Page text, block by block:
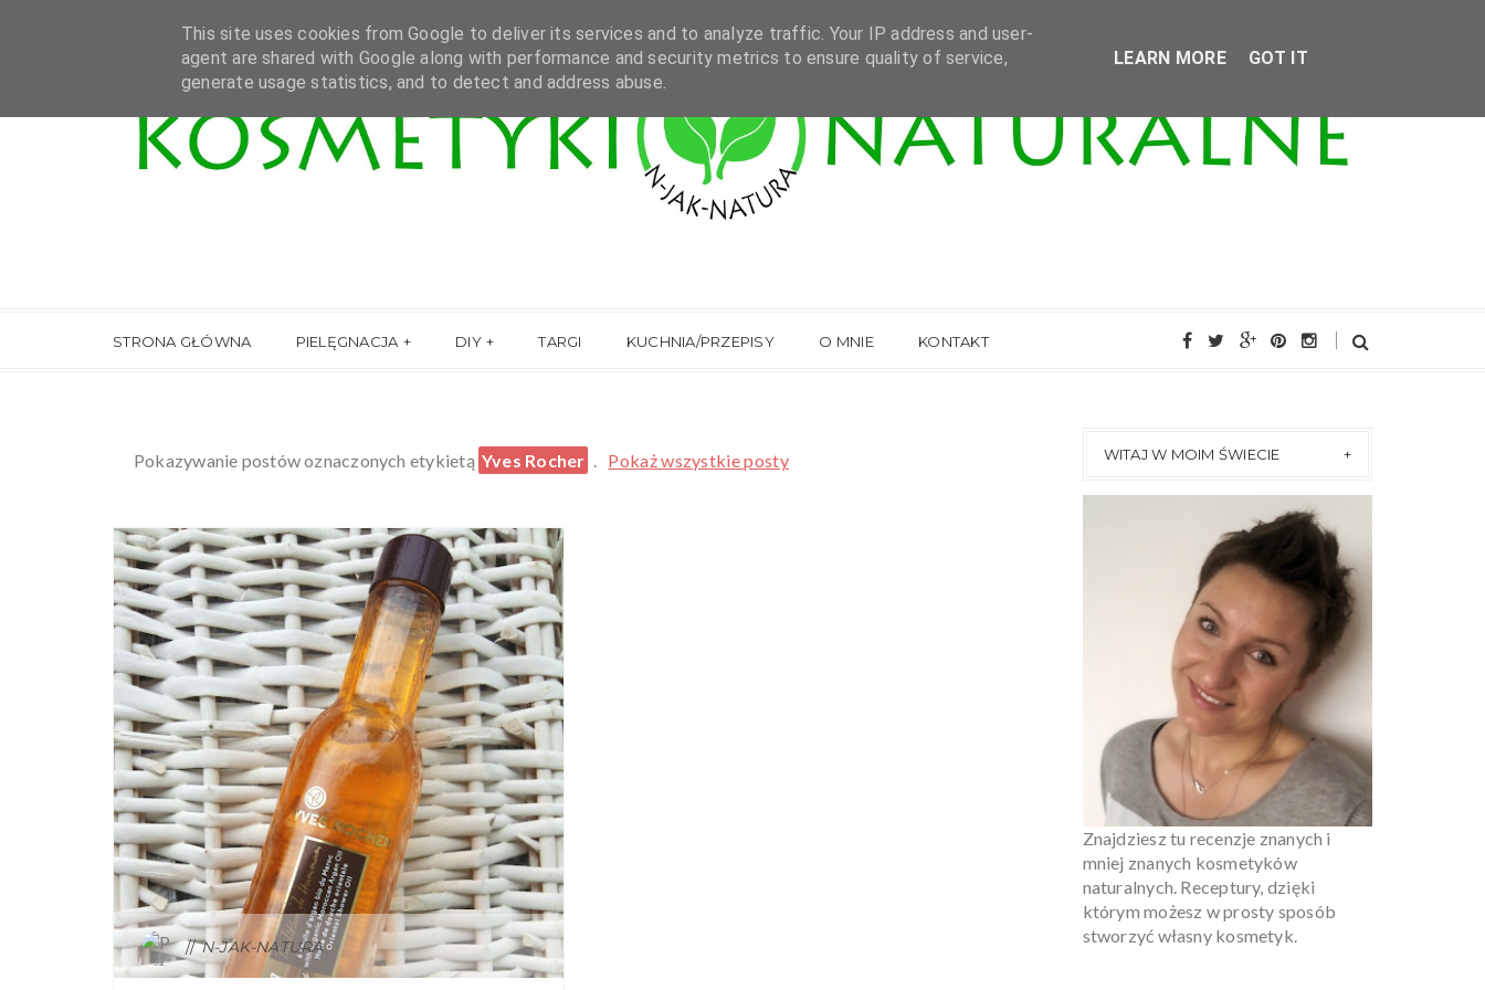
STRONA GŁÓWNA PIELĘGNACJA DIY TARGI KUCHNIA/PRZEPISY O MNIE KONTAKT
Pokazywanie postów oznaczonych etykietą Yves Rocher . Pokaż wszystkie posty
N-JAK-NATURA
WITAJ W MOIM ŚWIECIE
Znajdziesz tu recenzje znanych i
mniej znanych kosmetyków
naturalnych. Receptury, dzięki
którym możesz w prosty sposób
stworzyć własny kosmetyk.
This site uses cookies from Google to deliver its services and to analyze traffic. Your IP address and user-
agent are shared with Google along with performance and security metrics to ensure quality of service,
generate usage statistics, and to detect and address abuse.
LEARN MORE GOT IT